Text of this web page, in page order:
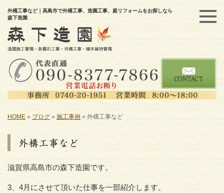
外構工事など｜高島市で外構工事、造園工事、庭リフォームをお探しなら
森下造園
HOME » ブログ» 施工事例 » 外構工事など
外構工事など
滋賀県高島市の森下造園です。
3、4月にさせて頂いた仕事を一部紹介します。